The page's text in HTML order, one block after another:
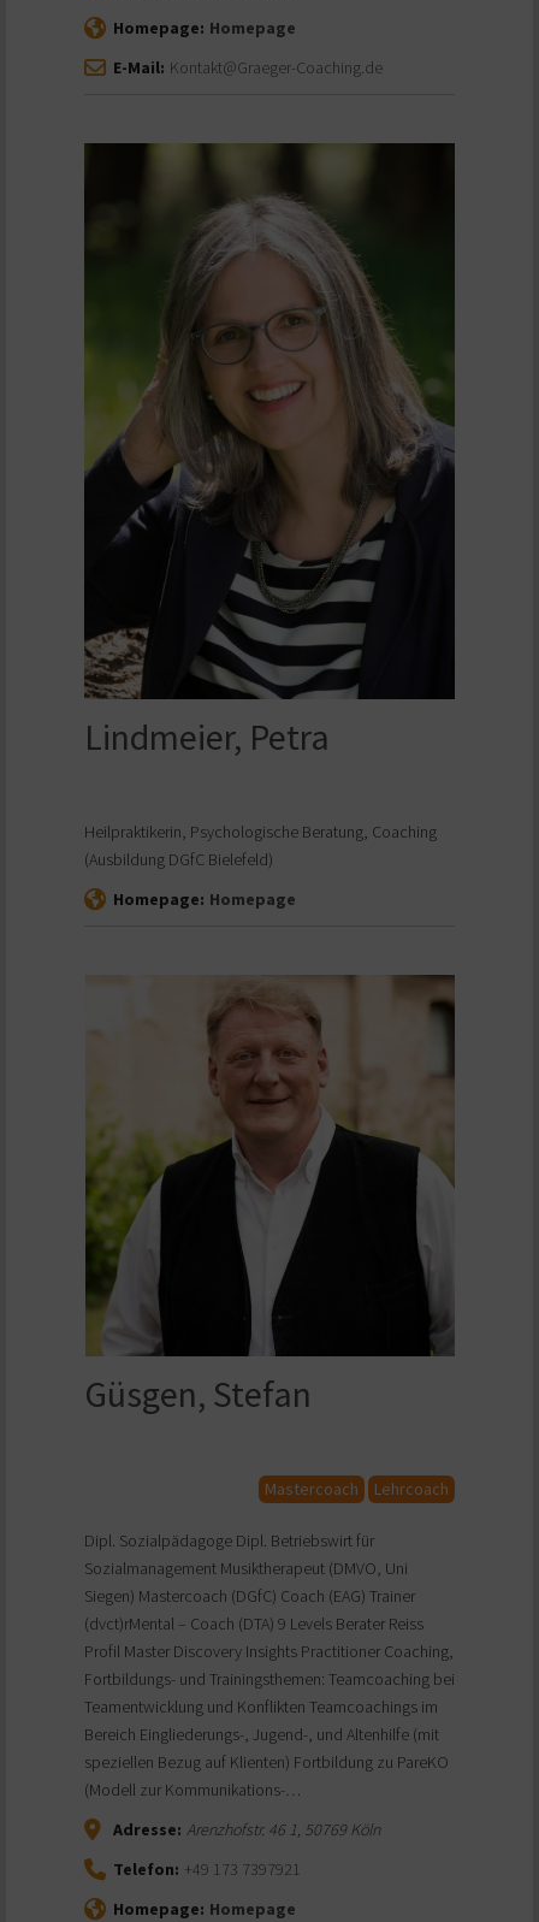
Homepage: Homepage
E-Mail: Kontakt@Graeger-Coaching.de
Lindmeier, Petra
Heilpraktikerin, Psychologische Beratung, Coaching
(Ausbildung DGfC Bielefeld)
Homepage: Homepage
Güsgen, Stefan
Mastercoach Lehrcoach
Dipl. Sozialpädagoge Dipl. Betriebswirt für
Sozialmanagement Musiktherapeut (DMVO, Uni
Siegen) Mastercoach (DGfC) Coach (EAG) Trainer
(dvct)rMental – Coach (DTA) 9 Levels Berater Reiss
Profil Master Discovery Insights Practitioner Coaching,
Fortbildungs- und Trainingsthemen: Teamcoaching bei
Teamentwicklung und Konflikten Teamcoachings im
Bereich Eingliederungs-, Jugend-, und Altenhilfe (mit
speziellen Bezug auf Klienten) Fortbildung zu PareKO
(Modell zur Kommunikations-…
Adresse: Arenzhofstr. 46 1, 50769Köln
Telefon: +49 173 7397921
Homepage: Homepage